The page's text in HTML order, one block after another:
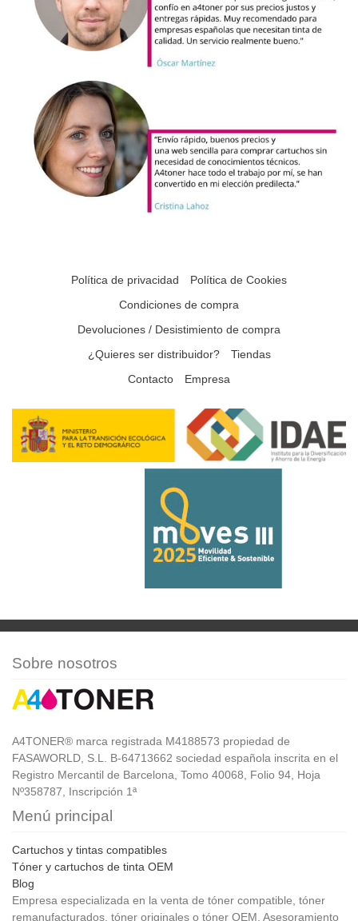
Política de privacidad
Política de Cookies
Condiciones de compra
Devoluciones / Desistimiento de compra
¿Quieres ser distribuidor?
Tiendas
Contacto
Empresa
Sobre nosotros
A4TONER® marca registrada M4188573 propiedad de
FASAWORLD, S.L. B-64713662 sociedad española inscrita en el
Registro Mercantil de Barcelona, Tomo 40068, Folio 94, Hoja
Nº358787, Inscripción 1ª
Menú principal
Cartuchos y tintas compatibles
Tóner y cartuchos de tinta OEM
Blog
Empresa especializada en la venta de tóner compatible, tóner
remanufacturados, tóner originales o tóner OEM. Asesoramiento